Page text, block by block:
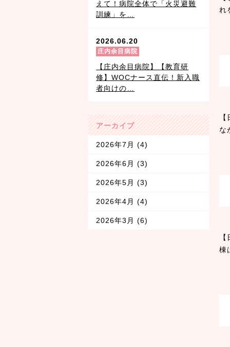
れ
な
棟
えて！病院全体で「火災避難
訓練」を…
2026.06.20
庄内余目病院
【庄内余目病院】【教育研
修】WOCナース直伝！新入職
者向けの…
アーカイブ
2026年7月 (4)
2026年6月 (3)
2026年5月 (3)
2026年4月 (4)
2026年3月 (6)